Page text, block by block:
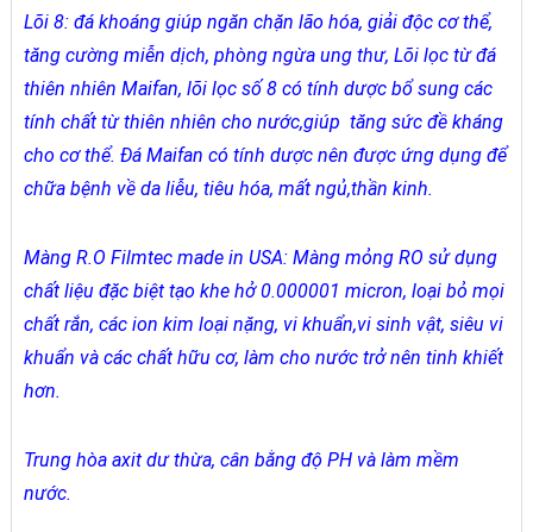
Lõi 8: đá khoáng giúp ngăn chặn lão hóa, giải độc cơ thể,
tăng cường miễn dịch, phòng ngừa ung thư, Lõi lọc từ đá
thiên nhiên Maifan, lõi lọc số 8 có tính dược bổ sung các
tính chất từ thiên nhiên cho nước,giúp tăng sức đề kháng
cho cơ thể. Đá Maifan có tính dược nên được ứng dụng để
chữa bệnh về da liễu, tiêu hóa, mất ngủ,thần kinh.
Màng R.O Filmtec made in USA: Màng mỏng RO sử dụng
chất liệu đặc biệt tạo khe hở 0.000001 micron, loại bỏ mọi
chất rắn, các ion kim loại nặng, vi khuẩn,vi sinh vật, siêu vi
khuẩn và các chất hữu cơ, làm cho nước trở nên tinh khiết
hơn.
Trung hòa axit dư thừa, cân bằng độ PH và làm mềm
nước.